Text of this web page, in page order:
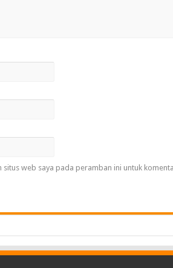
situs web saya pada peramban ini untuk